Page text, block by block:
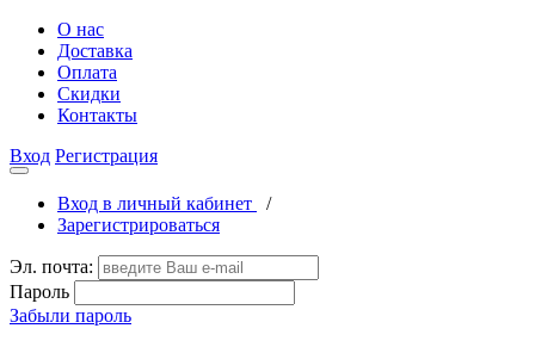
О нас
Доставка
Оплата
Скидки
Контакты
Вход Регистрация
Вход в личный кабинет
/
Зарегистрироваться
Эл. почта:
Пароль
Забыли пароль